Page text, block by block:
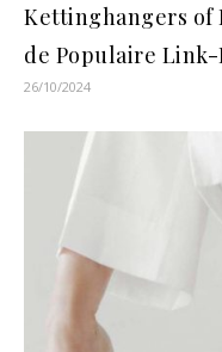
Kettinghangers of
de Populaire
26/10/2024